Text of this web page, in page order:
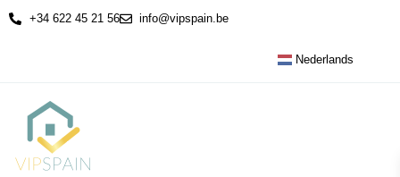
+34 622 45 21 56 info@vipspain.be
Nederlands